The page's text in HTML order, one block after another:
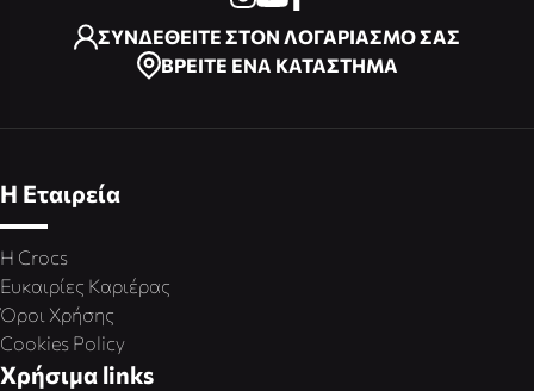
ΣΥΝΔΕΘΕΙΤΕ ΣΤΟΝ ΛΟΓΑΡΙΑΣΜΟ ΣΑΣ
ΒΡΕΙΤΕ ΕΝΑ ΚΑΤΑΣΤΗΜΑ
Η Εταιρεία
Η Crocs
Ευκαιρίες Καριέρας
Όροι Χρήσης
Cookies Policy
Χρήσιμα links